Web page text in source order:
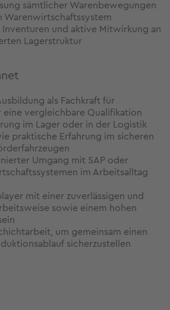
sämtlicher Warenbewegungen
Warenwirtschaftssystem
und aktive Mitwirkung an
Lagerstruktur
als Fachkraft für
eine vergleichbare Qualifikation
im Lager oder in der Logistik
praktische Erfahrung im sicheren
Umgang mit SAP oder
im Arbeitsalltag
mit einer zuverlässigen und
sowie einem hohen
um gemeinsam einen
sicherzustellen